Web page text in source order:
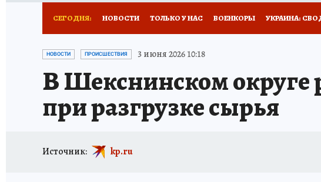
СЕГОДНЯ: НОВОСТИ ТОЛЬКО У НАС ВОЕНКОРЫ УКРАИНА:
ТРАГЕДИИ НА ВОДЕ ИСПЫТАНО НА СЕБЕ
НОВОСТИ ПРОИСШЕСТВИЯ 3 июня 2026 10:18
В Шекснинском округе
при разгрузке сырья
Источник: kp.ru